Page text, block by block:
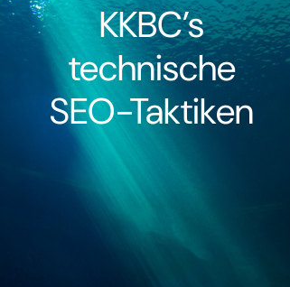
KKBC’s
technische
SEO-Taktiken